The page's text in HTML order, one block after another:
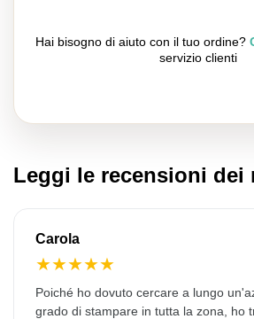
Hai bisogno di aiuto con il tuo ordine?
servizio clienti
Leggi le recensioni dei
Carola
★★★★★
Poiché ho dovuto cercare a lungo
grado di stampare in tutta la zona, ho